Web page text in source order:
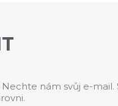
nám svůj e-